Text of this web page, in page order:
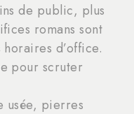
de public, plus
romans sont
d’office.
pour scruter
usée, pierres